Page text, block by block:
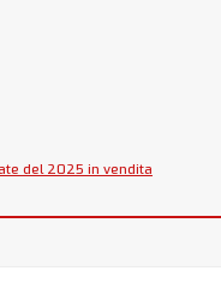
del 2025 in vendita